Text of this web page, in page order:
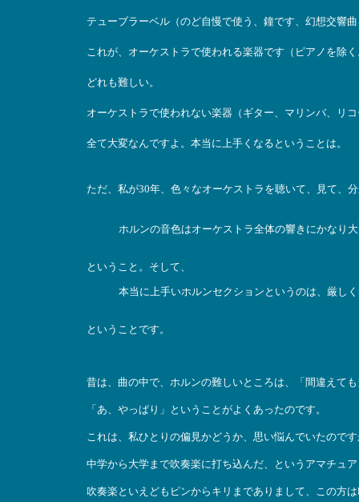
テューブラーベル（のど自慢で使う、鐘です、幻想交響
これが、オーケストラで使われる楽器です（ピアノを除
どれも難しい。
オーケストラで使われない楽器（ギター、マリンバ、リ
全て大変なんですよ。本当に上手くなるということは。
ただ、私が30年、色々なオーケストラを聴いて、見て、
ホルンの音色はオーケストラ全体の響きにかなり
ということ。そして、
本当に上手いホルンセクションというのは、厳し
ということです。
昔は、曲の中で、ホルンの難しいところは、「間違えて
「あ、やっぱり」ということがよくあったのです。
これは、私ひとりの偏見かどうか、思い悩んでいたので
中学から大学まで吹奏楽に打ち込んだ、というアマチュ
吹奏楽といえどもピンからキリまでありまして、この方